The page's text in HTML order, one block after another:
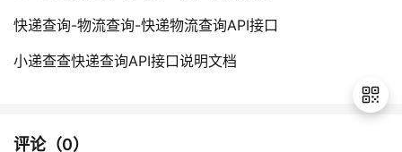
快递查询-物流查询-快递物流查询API接口
小递查查快递查询API接口说明文档
评论（0）